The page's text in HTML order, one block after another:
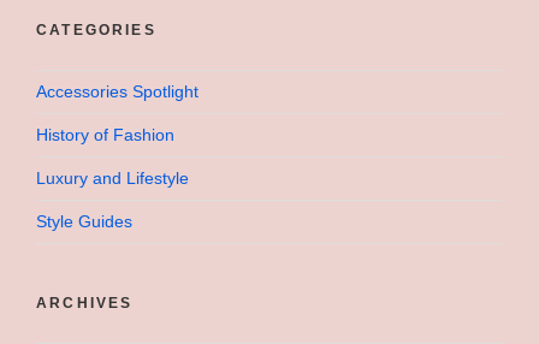
CATEGORIES
Accessories Spotlight
History of Fashion
Luxury and Lifestyle
Style Guides
ARCHIVES